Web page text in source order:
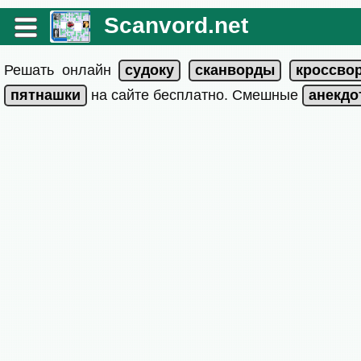
Scanvord.net
Решать онлайн
на сайте бесплатно. Смешные